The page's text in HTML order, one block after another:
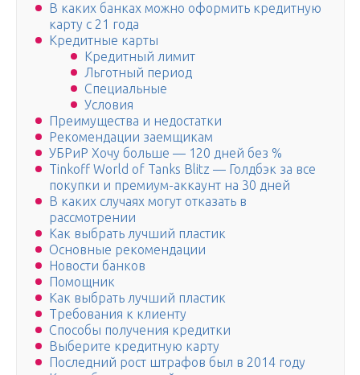
В каких банках можно оформить кредитную
карту с 21 года
Кредитные карты
Кредитный лимит
Льготный период
Специальные
Условия
Преимущества и недостатки
Рекомендации заемщикам
УБРиР Хочу больше — 120 дней без %
Tinkoff World of Tanks Blitz — Голдбэк за все
покупки и премиум-аккаунт на 30 дней
В каких случаях могут отказать в
рассмотрении
Как выбрать лучший пластик
Основные рекомендации
Новости банков
Помощник
Как выбрать лучший пластик
Требования к клиенту
Способы получения кредитки
Выберите кредитную карту
Последний рост штрафов был в 2014 году